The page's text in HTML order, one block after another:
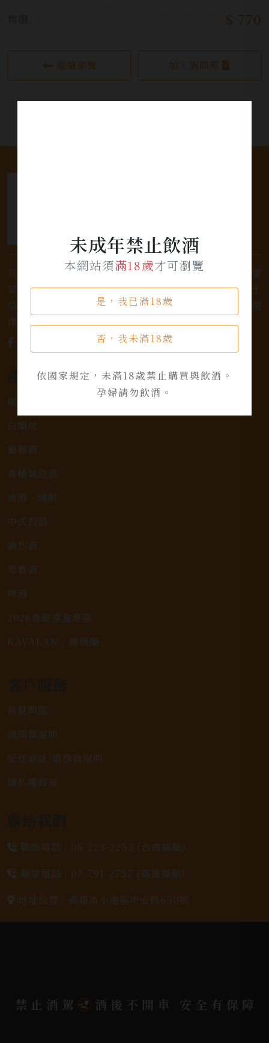
未成年禁止飲酒
本網站須滿18歲才可瀏覽
是，我已滿18歲
否，我未滿18歲
依國家規定，未滿18歲禁止購買與飲酒。
孕婦請勿飲酒。
繼續瀏覽 加入詢問單
我們是專業銷售威士忌及各式酒類的店家，為您提供優
質的選擇和卓越的服務。不論您是熱愛品味經典的威士
忌，或者尋求一款特殊的葡萄酒，我們都有廣泛的選
擇，滿足您的個人口味和喜好。
產品類別
威士忌
白蘭地
葡萄酒
香檳氣泡酒
清酒、燒酎
中式烈酒
調烈酒
果實酒
啤酒
2026春節禮盒專區
KAVALAN / 噶瑪蘭
常見問題
詢問單說明
配送資訊/退換貨說明
隱私權政策
聯絡電話 | 06-223-2253 (台南據點)
聯絡電話 | 07-791-2757 (高雄據點)
地址位置 | 高雄市小港區中安路650號
電郵信箱 |yixin7917909@gmail.com
2026. All rights reserved.
Designed By
禁止酒駕 酒後不開車 安全有保障